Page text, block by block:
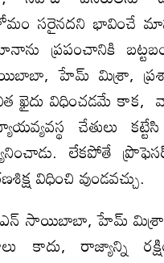
సరైనదని భావించే
ప్రపంచానికి
హేమ్ మిశ్రా,
ఖైదు విధించడమే కాక,
చేతులు
లేకపోతే
విధించి వుండవచ్చు.
సాయిబాబా, హేమ్ మిశ్రా,
కాదు, రాజ్యాన్ని